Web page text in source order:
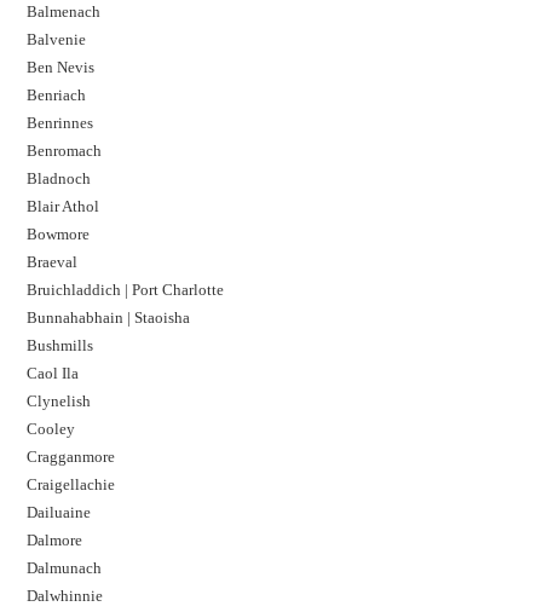
Balmenach
Balvenie
Ben Nevis
Benriach
Benrinnes
Benromach
Bladnoch
Blair Athol
Bowmore
Braeval
Bruichladdich | Port Charlotte
Bunnahabhain | Staoisha
Bushmills
Caol Ila
Clynelish
Cooley
Cragganmore
Craigellachie
Dailuaine
Dalmore​
Dalmunach
Dalwhinnie